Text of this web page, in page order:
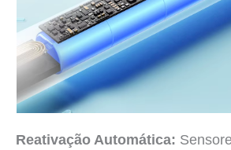
Reativação Automática: